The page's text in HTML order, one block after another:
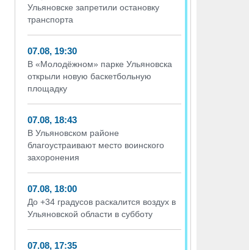
Ульяновске запретили остановку
транспорта
07.08, 19:30
В «Молодёжном» парке Ульяновска
открыли новую баскетбольную
площадку
07.08, 18:43
В Ульяновском районе
благоустраивают место воинского
захоронения
07.08, 18:00
До +34 градусов раскалится воздух в
Ульяновской области в субботу
07.08, 17:35